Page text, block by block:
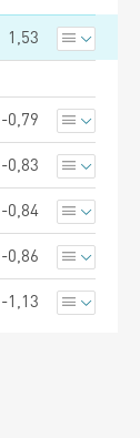
1,53
-0,79
-0,83
-0,84
-0,86
-1,13